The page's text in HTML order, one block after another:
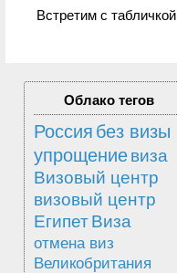
Встретим с табличкой
Облако тегов
Россия без визы
упрощениевиза
Визовый центр
визовый центр
ЕгипетВиза
отмена виз
Великобритания